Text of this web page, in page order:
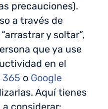
precauciones).
a través de
y soltar”,
que ya use
en el
365 o Google
Aquí tienes